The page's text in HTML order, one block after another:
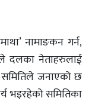
नामाङकन गर्न,
दलका नेताहरुलाई
समितिले जनाएको छ
भइरहेको समितिका